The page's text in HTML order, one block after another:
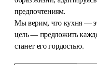
предпочтениям.
Мы верим, что кухня —
цель — предложить
станет его гордостью.